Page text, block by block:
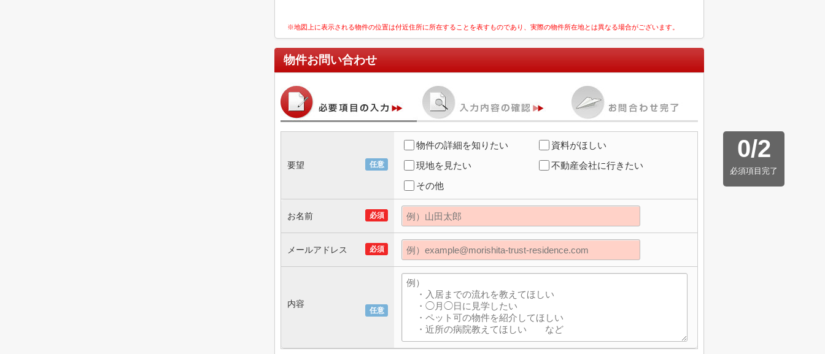
※地図上に表示される物件の位置は付近住所に所在することを表すものであり、実際の物件所在地とは異なる場合がございます。
物件お問い合わせ
0/2
必須項目完了
任意
要望
物件の詳細を知りたい
資料がほしい
現地を見たい
不動産会社に行きたい
その他
必須
お名前
必須
メールアドレス
任意
内容